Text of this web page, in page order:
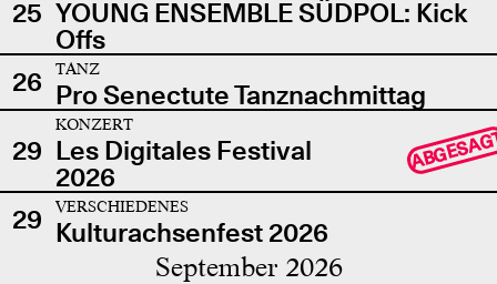
25 YOUNG ENSEMBLE SÜDPOL: Kick
Offs
26
TANZ
Pro Senectute Tanznachmittag
29
KONZERT
Les Digitales Festival
2026
29 VERSCHIEDENES
Kulturachsenfest 2026
September 2026